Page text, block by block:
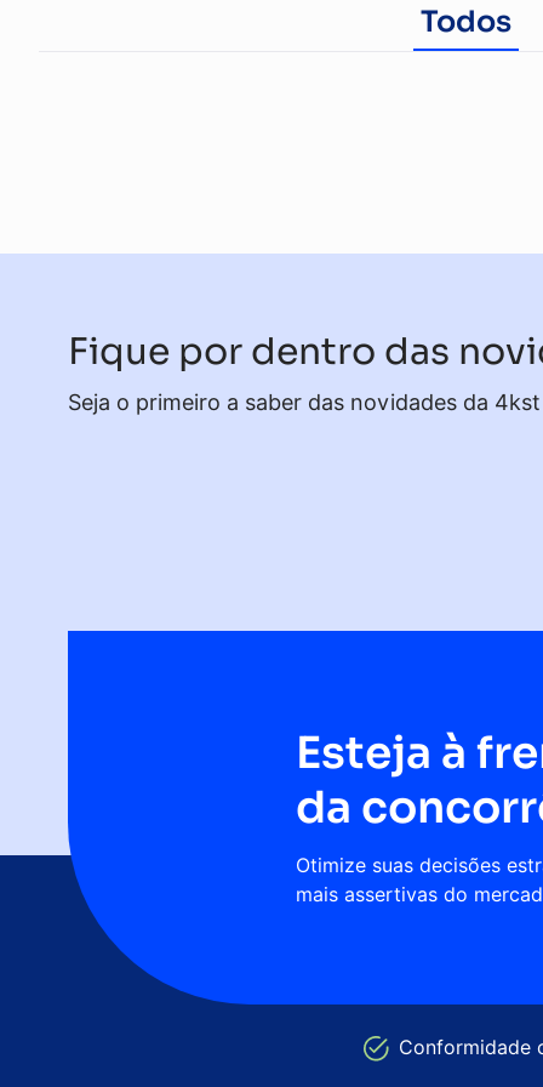
Todos
Fique por dentro das
Seja o primeiro a saber das novidades da 4kst
Esteja à
da
Otimize suas decisões
mais assertivas do
Conformidade